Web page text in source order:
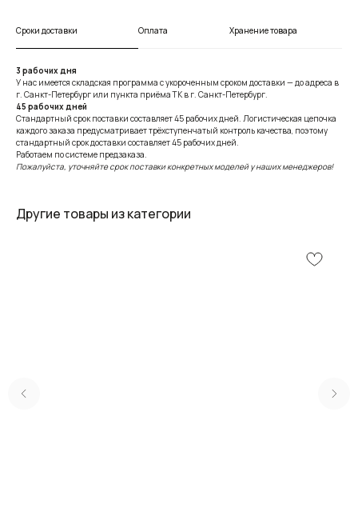
Сроки доставки Оплата Хранение товара
3 рабочих дня
У нас имеется складская программа с укороченным сроком доставки — до адреса в
г. Санкт-Петербург или пункта приёма ТК в г. Санкт-Петербург.
45 рабочих дней
Стандартный срок поставки составляет 45 рабочих дней. Логистическая цепочка
каждого заказа предусматривает трёхступенчатый контроль качества, поэтому
стандартный срок доставки составляет 45 рабочих дней.
Работаем по системе предзаказа.
Пожалуйста, уточняйте срок поставки конкретных моделей у наших менеджеров!
Другие товары из категории